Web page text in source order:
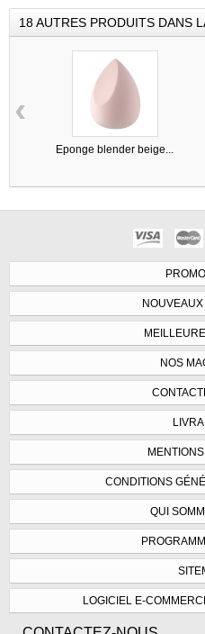
18 AUTRES PRODUITS DANS
Eponge blender beige...
‹
NOS
CONDITIONS
QUI
LOGICIEL E-